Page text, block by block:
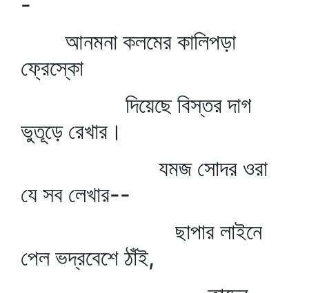
আনমনা কলমের কালিপড়া
ফ্রেস্কো
দিয়েছে বিস্তর দাগ
ভুতূড়ে রেখার।
যমজ সোদর ওরা
যে সব লেখার--
ছাপার লাইনে
পেল ভদ্রবেশে ঠাঁই,